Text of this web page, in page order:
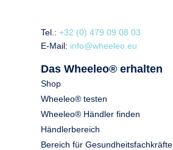
Tel.:+32 (0) 479 09 08 03
E-Mail: info@wheeleo.eu
Das Wheeleo® erhalten
Shop
Wheeleo® testen
Wheeleo® Händler finden
Händlerbereich
Bereich für Gesundheitsfachkräfte